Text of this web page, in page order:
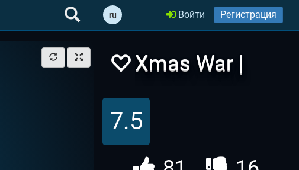
ru Войти Регистрация
Xmas War |
Стрелялка
Снежками
7.5